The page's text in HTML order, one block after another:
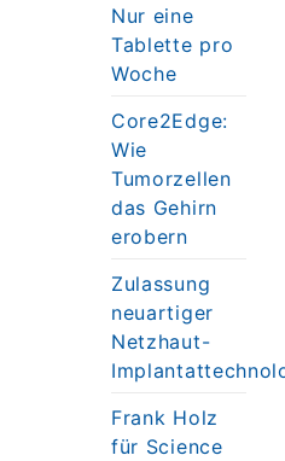
Nur eine
Tablette pro
Woche
Core2Edge:
Wie
Tumorzellen
das Gehirn
erobern
Zulassung
neuartiger
Netzhaut-
Frank Holz
für Science